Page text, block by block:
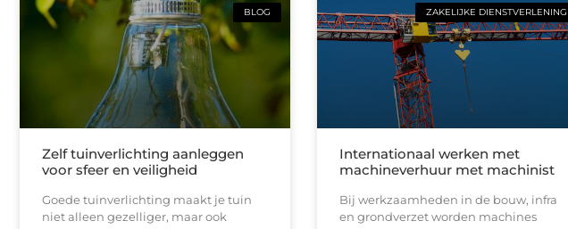
BLOG
Zelf tuinverlichting aanleggen
voor sfeer en veiligheid
Goede tuinverlichting maakt je tuin
niet alleen gezelliger, maar ook
ZAKELIJKE DIENSTVERLENING
Internationaal werken met
machineverhuur met machinist
Bij werkzaamheden in de bouw, infra
en grondverzet worden machines